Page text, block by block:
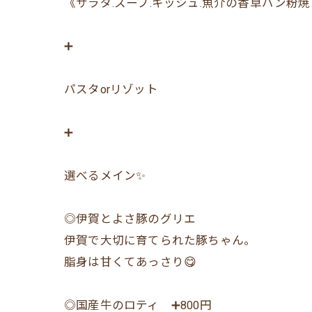
《サラダ.スープ.キッシュ.魚介の香草パン粉
➕
パスタorリゾット
➕
選べるメイン✨
◎伊賀とよさ豚のグリエ
伊賀で大切に育てられた豚ちゃん。
脂身は甘くてあっさり😋
◎国産牛のロティ ➕800円